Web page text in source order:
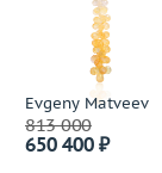
Evgeny Matveev
813 000
650 400 ₽